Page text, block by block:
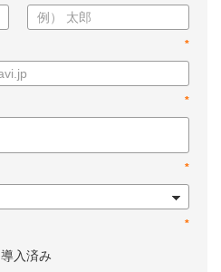
*
*
*
*
導入済み